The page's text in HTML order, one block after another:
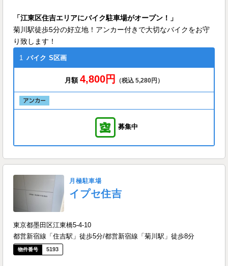
「江東区住吉エリアにバイク駐車場がオープン！」
菊川駅徒歩5分の好立地！アンカー付きで大切なバイクをお守
り致します！
1 バイク S区画
月額 4,800円 （税込 5,280円）
募集中
月極駐車場
イプセ住吉
東京都墨田区江東橋5-4-10
都営新宿線「住吉駅」徒歩5分/都営新宿線「菊川駅」徒歩8分
5193